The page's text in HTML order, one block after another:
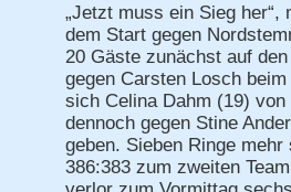
„Jetzt muss ein Sieg her“,
dem Start gegen
20 Gäste zunächst auf
gegen Carsten Losch
sich Celina Dahm (19)
dennoch gegen Stine
geben. Sieben Ringe
386:383 zum zweiten